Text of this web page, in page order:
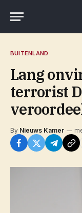
BUITENLAND
Lang
terrorist
By Nieuws Kamer